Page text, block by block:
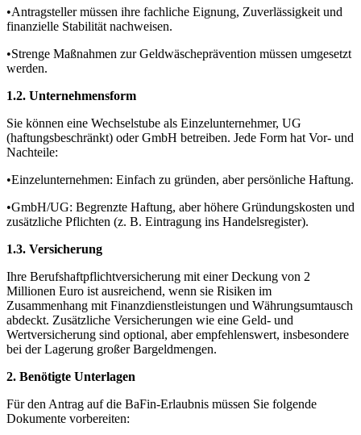
•Antragsteller müssen ihre fachliche Eignung, Zuverlässigkeit und
finanzielle Stabilität nachweisen.
•Strenge Maßnahmen zur Geldwäscheprävention müssen umgesetzt
werden.
1.2. Unternehmensform
Sie können eine Wechselstube als Einzelunternehmer, UG
(haftungsbeschränkt) oder GmbH betreiben. Jede Form hat Vor- und
Nachteile:
•Einzelunternehmen: Einfach zu gründen, aber persönliche Haftung.
•GmbH/UG: Begrenzte Haftung, aber höhere Gründungskosten und
zusätzliche Pflichten (z. B. Eintragung ins Handelsregister).
1.3. Versicherung
Ihre Berufshaftpflichtversicherung mit einer Deckung von 2
Millionen Euro ist ausreichend, wenn sie Risiken im
Zusammenhang mit Finanzdienstleistungen und Währungsumtausch
abdeckt. Zusätzliche Versicherungen wie eine Geld- und
Wertversicherung sind optional, aber empfehlenswert, insbesondere
bei der Lagerung großer Bargeldmengen.
2. Benötigte Unterlagen
Für den Antrag auf die BaFin-Erlaubnis müssen Sie folgende
Dokumente vorbereiten: